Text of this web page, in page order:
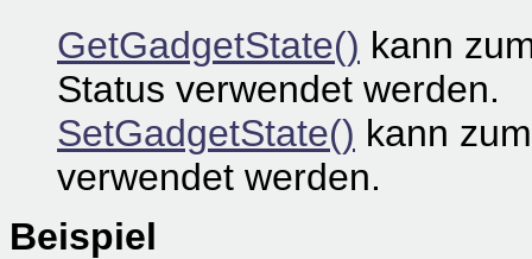
GetGadgetState() kann
Status verwendet werden.
SetGadgetState() kann
verwendet werden.
Beispiel